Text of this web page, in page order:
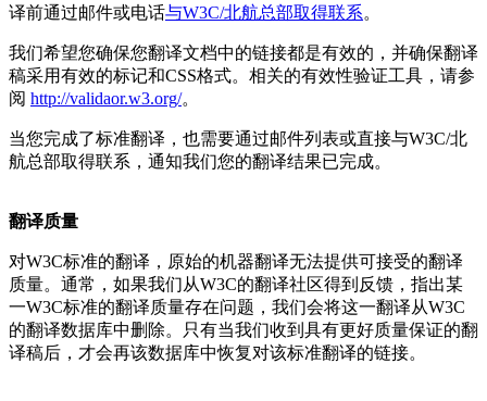
译前通过邮件或电话与W3C/北航总部取得联系。
我们希望您确保您翻译文档中的链接都是有效的，并确保翻译
稿采用有效的标记和CSS格式。相关的有效性验证工具，请参
阅 http://validaor.w3.org/。
当您完成了标准翻译，也需要通过邮件列表或直接与W3C/北
航总部取得联系，通知我们您的翻译结果已完成。
翻译质量
对W3C标准的翻译，原始的机器翻译无法提供可接受的翻译
质量。通常，如果我们从W3C的翻译社区得到反馈，指出某
一W3C标准的翻译质量存在问题，我们会将这一翻译从W3C
的翻译数据库中删除。只有当我们收到具有更好质量保证的翻
译稿后，才会再该数据库中恢复对该标准翻译的链接。